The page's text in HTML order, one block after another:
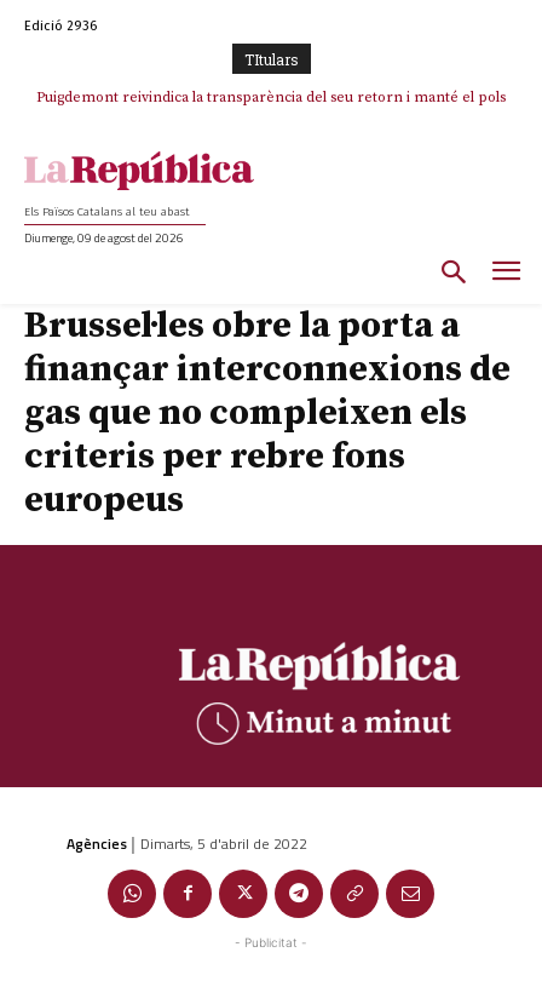
Edició 2936
TItulars
Puigdemont reivindica la transparència del seu retorn i manté el pols
Portugal acusa Espanya de provocar un “efecte crida” massiu per la seva
Els Països Catalans al teu abast
Diumenge, 09 de agost del 2026
Brussel·les obre la porta a
finançar interconnexions de
gas que no compleixen els
criteris per rebre fons
europeus
Agències | Dimarts, 5 d'abril de 2022
- Publicitat -